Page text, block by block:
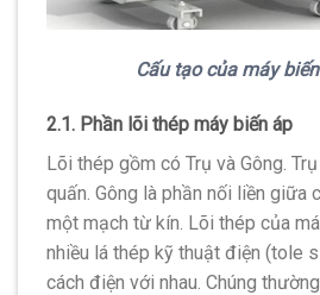
Cấu tạo của máy
2.1. Phần lõi thép máy biến áp
Lõi thép gồm có Trụ và Gông.
quấn. Gông là phần nối liền giữa
một mạch từ kín. Lõi thép của
nhiều lá thép kỹ thuật điện (tole
cách điện với nhau. Chúng